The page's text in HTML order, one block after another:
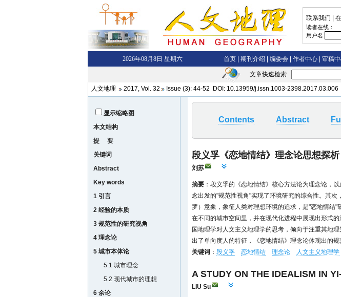
文章快速检索
人文地理
2017, Vol. 32 Issue (3): 44-52 DOI: 10.13959/j.issn.1003-2398.2017.03.006
显示缩略图
本文结构
提 要
关键词
Abstract
Key words
1 引言
2 经验的本质
3 规范性的研究视角
4 理念论
5 城市本体论
5.1 城市理念
5.2 现代城市的理想
6 余论
Contents Abstract
段义孚《恋地情结》理念论思想探析
刘苏
摘要 ：段义孚的《恋地情结》核心方法论为理念论，
念出发的"规范性视角"实现了环境研究的综合性。其
罗）意象，象征人类对理想环境的追求，是"恋地情结
在不同的城市空间里，并在现代化进程中展现出形式
国地理学对人文主义地理学的思考，倾向于注重其地
出了单向度人的特征，《恋地情结》理念论体现出的
关键词 ： 段义孚 恋地情结 理念论 人文主义地理学
A STUDY ON THE IDEALISM IN
LIU Su